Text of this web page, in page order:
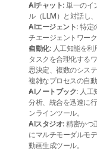
AIチャット: 単一のイ
ル（LLM）と対話し
AIエージェント: 特定
チエージェントワー
自動化: 人工知能を
タスクを合理化する
思決定、複数のシス
複雑なプロセスの自
AIノートブック: 人工
分析、統合を迅速に
ンラインツール。
AIスタジオ: 精密かつ
にマルチモーダルモ
動画生成ツール。